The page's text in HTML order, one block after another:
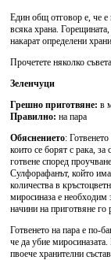
Един общ отговор е, че е
всяка храна.
накарат определени
Прочетете няколко
Зеленчуци
Грешно приготвяне: в
Правилно: на пара
Обяснението:
които се борят с рака,
готвене според
Сулфорафанът, който
количества в
миросиназа е необходим
начини на приготвяне го
Готвенето на пара е по-
че да убие миросиназата.
пвоече хранителни